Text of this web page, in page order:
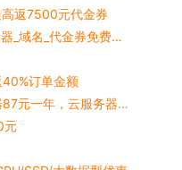
返7500元代金券
2024阿里云优惠活动大全_云服务器_域名_代金券免费领取
订单金额
阿里云双十一优惠轻量应用服务器87元一年，云服务器99元一年配置说明
元